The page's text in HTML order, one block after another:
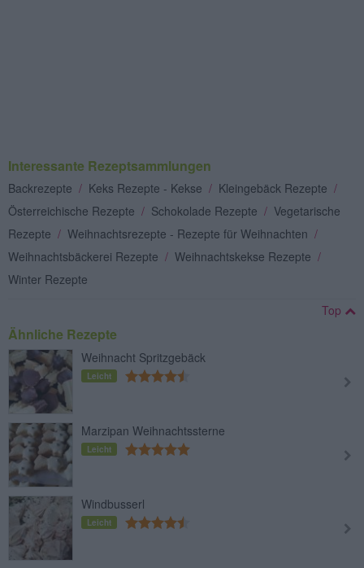
Interessante Rezeptsammlungen
Backrezepte / Keks Rezepte - Kekse / Kleingebäck Rezepte /
Österreichische Rezepte / Schokolade Rezepte / Vegetarische
Rezepte / Weihnachtsrezepte - Rezepte für Weihnachten /
Weihnachtsbäckerei Rezepte / Weihnachtskekse Rezepte /
Winter Rezepte
Top
Ähnliche Rezepte
Weihnacht Spritzgebäck
Leicht
Marzipan Weihnachtssterne
Leicht
Windbusserl
Leicht